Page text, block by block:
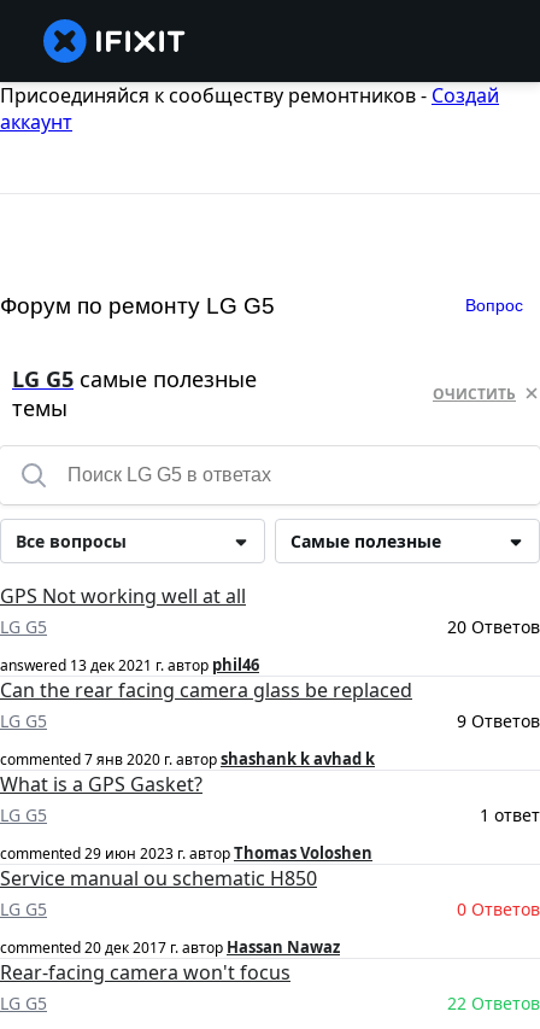
Присоединяйся к сообществу ремонтников - Создай
аккаунт
Форум по ремонту LG G5 Вопрос
LG G5 самые полезные
темы
ОЧИСТИТЬ
Самые полезные
Все вопросы
GPS Not working well at all
LG G5 20 Ответов
answered 13 дек 2021 г.автор phil46
Can the rear facing camera glass be replaced
LG G5 9 Ответов
commented7 янв 2020 г.авторshashank k avhad k
What is a GPS Gasket?
LG G5 1 ответ
commented29 июн 2023 г.авторThomas Voloshen
Service manual ou schematic H850
LG G5 0 Ответов
commented20 дек 2017 г.автор Hassan Nawaz
Rear-facing camera won't focus
LG G5 22 Ответов